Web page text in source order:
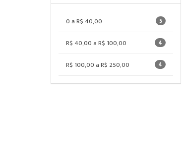
0 a R$ 40,00 5
R$ 40,00 a R$ 100,00 4
R$ 100,00 a R$ 250,00 4